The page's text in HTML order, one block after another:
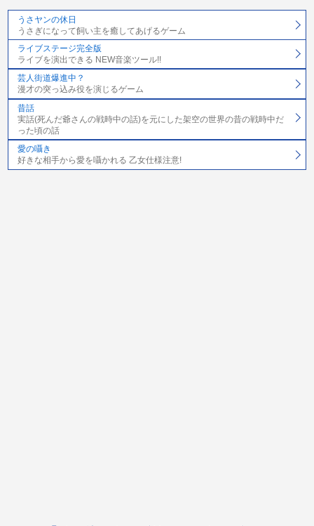
うさヤンの休日
うさぎになって飼い主を癒してあげるゲーム
ライブステージ完全版
ライブを演出できる NEW音楽ツール!!
芸人街道爆進中？
漫才の突っ込み役を演じるゲーム
昔話
実話(死んだ爺さんの戦時中の話)を元にした架空の世界の昔の戦時中だ
った頃の話
愛の囁き
好きな相手から愛を囁かれる 乙女仕様注意!